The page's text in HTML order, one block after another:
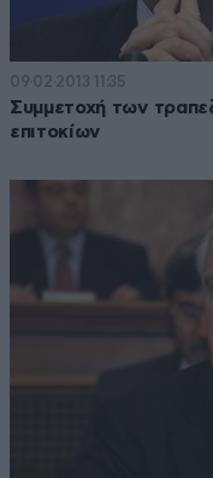
09·02·2013 11:35
Συμμετοχή των
επιτοκίων